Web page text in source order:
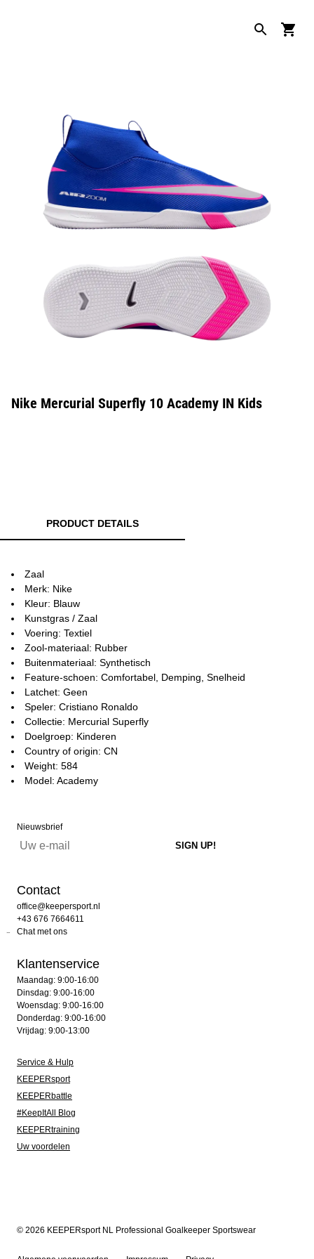
Nike Mercurial Superfly 10 Academy IN Kids
PRODUCT DETAILS
Zaal
Merk: Nike
Kleur: Blauw
Kunstgras / Zaal
Voering: Textiel
Zool-materiaal: Rubber
Buitenmateriaal: Synthetisch
Feature-schoen: Comfortabel, Demping, Snelheid
Latchet: Geen
Speler: Cristiano Ronaldo
Collectie: Mercurial Superfly
Doelgroep: Kinderen
Country of origin: CN
Weight: 584
Model: Academy
Nieuwsbrief
Contact
office@keepersport.nl
+43 676 7664611
Chat met ons
Klantenservice
Maandag: 9:00-16:00
Dinsdag: 9:00-16:00
Woensdag: 9:00-16:00
Donderdag: 9:00-16:00
Vrijdag: 9:00-13:00
Service & Hulp
KEEPERsport
KEEPERbattle
#KeepItAll Blog
KEEPERtraining
Uw voordelen
© 2026 KEEPERsport NL Professional Goalkeeper Sportswear